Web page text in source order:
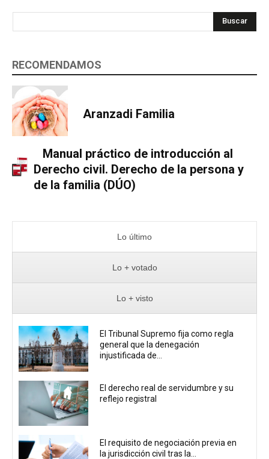
Buscar
RECOMENDAMOS
Aranzadi Familia
Manual práctico de introducción al
Derecho civil. Derecho de la persona y
de la familia (DÚO)
Lo último
Lo + votado
Lo + visto
El Tribunal Supremo fija como regla
general que la denegación
injustificada de...
El derecho real de servidumbre y su
reflejo registral
El requisito de negociación previa en
la jurisdicción civil tras la...